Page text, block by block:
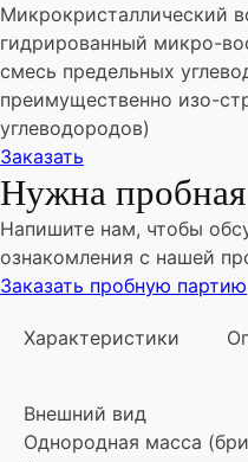
Микрокристаллический
гидрированный микро-
смесь предельных
преимущественно изо-
углеводородов)
Заказать
Нужна пробная
Напишите нам, чтобы
ознакомления с нашей
Заказать пробную партию
Характеристики
Внешний вид
Однородная масса